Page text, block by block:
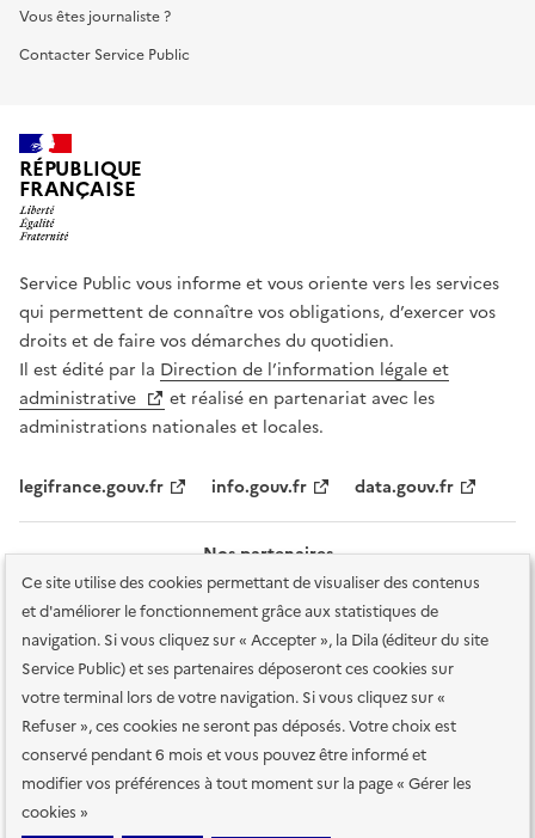
Ce site utilise des cookies permettant de visualiser des contenus
et d'améliorer le fonctionnement grâce aux statistiques de
navigation. Si vous cliquez sur « Accepter », la Dila (éditeur du site
Service Public) et ses partenaires déposeront ces cookies sur
votre terminal lors de votre navigation. Si vous cliquez sur «
Refuser », ces cookies ne seront pas déposés. Votre choix est
conservé pendant 6 mois et vous pouvez être informé et
modifier vos préférences à tout moment sur la page « Gérer les
cookies »
Vous êtes journaliste ?
Contacter Service Public
RÉPUBLIQUE
FRANÇAISE
Service Public vous informe et vous oriente vers les services
qui permettent de connaître vos obligations, d’exercer vos
droits et de faire vos démarches du quotidien.
Il est édité par la Direction de l’information légale et
administrative
et réalisé en partenariat avec les
administrations nationales et locales.
legifrance.gouv.fr info.gouv.fr data.gouv.fr
Nos partenaires
Plan du site Accessibilité : totalement conforme
Accessibilité des
services en ligne Mentions légales Données personnelles et sécurité
Conditions générales d'utilisation Gestion des cookies